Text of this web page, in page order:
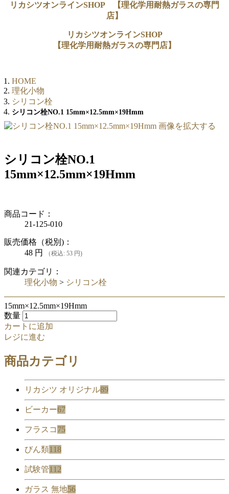
リカシツオンラインSHOP 【理化学用耐熱ガラスの専門
店】
リカシツオンラインSHOP
【理化学用耐熱ガラスの専門店】
HOME
理化小物
シリコン栓
シリコン栓NO.1 15mm×12.5mm×19Hmm
画像を拡大する
シリコン栓NO.1
15mm×12.5mm×19Hmm
商品コード：
21-125-010
販売価格（税別)：
48 円 （税込: 53 円)
関連カテゴリ：
理化小物 > シリコン栓
15mm×12.5mm×19Hmm
数量
カートに追加
レジに進む
商品カテゴリ
リカシツ オリジナル89
ビーカー67
フラスコ 75
びん類118
試験管112
ガラス 無地56